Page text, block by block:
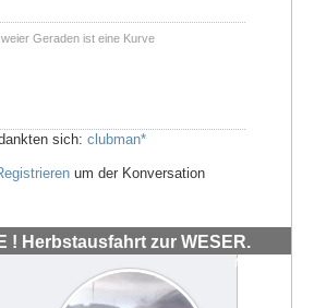
Geraden ist eine Kurve
sich: clubman*
um der Konversation
! Herbstausfahrt zur WESER.
#72042